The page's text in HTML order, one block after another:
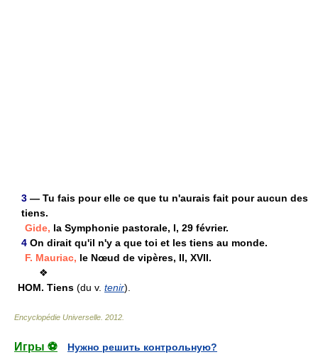
3 — Tu fais pour elle ce que tu n'aurais fait pour aucun des
tiens.
Gide, la Symphonie pastorale, I, 29 février.
4 On dirait qu'il n'y a que toi et les tiens au monde.
F. Mauriac, le Nœud de vipères, II, XVII.
❖
HOM. Tiens (du v. tenir).
Encyclopédie Universelle. 2012.
Игры ⚽
Нужно решить контрольную?